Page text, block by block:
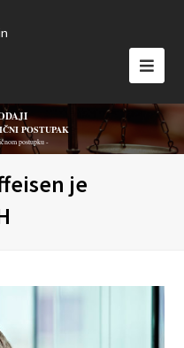
POSTUPAK
postupku -
je